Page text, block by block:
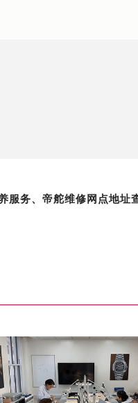
务、帝舵维修网点地址